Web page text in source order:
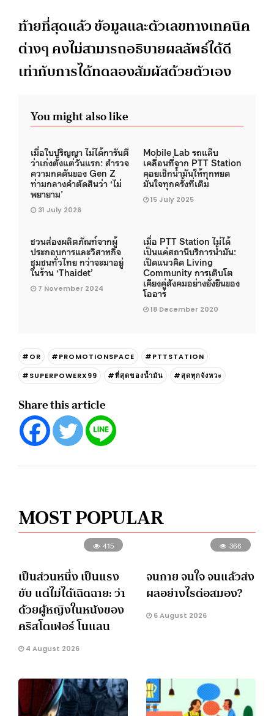
ท้ายที่สุดแล้ว ข้อมูลและตัวเลขทางเทคนิค
ต่างๆ คงไม่สามารถอธิบายผลลัพธ์ได้ดี
เท่ากับการได้ทดลองสัมผัสด้วยตัวเอง
You might also like
เมื่อใบปริญญา ไม่ได้การันตี
ว่าเก่งตั้งแต่วันแรก: สำรวจ
ความกดดันของ Gen Z
ท่ามกลางคำตัดสินว่า ‘ไม่
พยายาม’
31 July 2026
Mobile Lab รถแล็บ
เคลื่อนที่จาก PTT Station
คอยเช็กน้ำมันให้ทุกหยด
มั่นใจทุกครั้งที่เติม
15 July 2025
ชวนส่องผลิตภัณฑ์จากผู้
ประกอบการและวิสาหกิจ
ชุมชนทั่วไทย กว่าจะมาอยู่
ในร้าน ‘Thaidet’
7 November 2024
เมื่อ PTT Station ไม่ได้
เป็นแค่สถานีบริการน้ำมัน:
เปิดแนวคิด Living
Community การเติบโต
เคียงคู่สังคมอย่างยั่งยืนของ
โออาร์
18 December 2020
#OR #PROMOTIONSPACE
#PTTSTATION
#SUPERPOWERX99
#ที่สุดของน้ำมัน #สุดทุกจังหวะ
Share this article
MOST POPULAR
415
เป็นส่วนหนึ่ง เป็นแรง
ขับ แต่ไม่ได้เฉิดฉาย: ว่า
ด้วยผู้หญิงในหนังของ
คริสโตเฟอร์ โนแลน
4 August 2026
366
จนกาย จนใจ จนแล้วส่ง
ผลอย่างไรต่อสมอง?
6 August 2026